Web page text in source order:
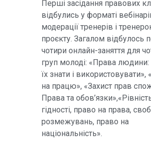
Перші засідання правових
відбулись у форматі
модерації тренерів і
проєкту. Загалом відбулось
чотири онлайн-заняття для
груп молоді: «Права людини:
їх знати і використовувати»,
на працю», «Захист прав
Права та
гідності, право на права,
розмежувань, право на
національність».